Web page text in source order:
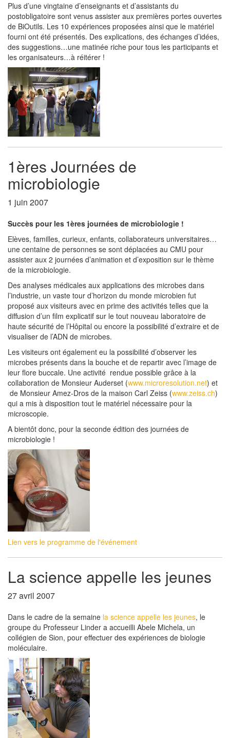
Plus d’une vingtaine d’enseignants et d’assistants du
postobligatoire sont venus assister aux premières portes ouvertes
de BiOutils. Les 10 expériences proposées ainsi que le matériel
fourni ont été présentés. Des explications, des échanges d’idées,
des suggestions…une matinée riche pour tous les participants et
les organisateurs…à réitérer !
1ères Journées de
microbiologie
1 juin 2007
Succès pour les 1ères journées de microbiologie !
Elèves, familles, curieux, enfants, collaborateurs universitaires…
une centaine de personnes se sont déplacées au CMU pour
assister aux 2 journées d’animation et d’exposition sur le thème
de la microbiologie.
Des analyses médicales aux applications des microbes dans
l’industrie, un vaste tour d’horizon du monde microbien fut
proposé aux visiteurs avec en prime des activités telles que la
diffusion d’un film explicatif sur le tout nouveau laboratoire de
haute sécurité de l’Hôpital ou encore la possibilité d’extraire et de
visualiser de l’ADN de microbes.
Les visiteurs ont également eu la possibilité d’observer les
microbes présents dans la bouche et de repartir avec l’image de
leur flore buccale. Une activité rendue possible grâce à la
collaboration de Monsieur Auderset (www.microresolution.net) et
de Monsieur Amez-Dros de la maison Carl Zeiss (www.zeiss.ch)
qui a mis à disposition tout le matériel nécessaire pour la
microscopie.
A bientôt donc, pour la seconde édition des journées de
microbiologie !
Lien vers le programme de l'événement
La science appelle les jeunes
27 avril 2007
Dans le cadre de la semaine la science appelle les jeunes, le
groupe du Professeur Linder a accueilli Abele Michela, un
collégien de Sion, pour effectuer des expériences de biologie
moléculaire.